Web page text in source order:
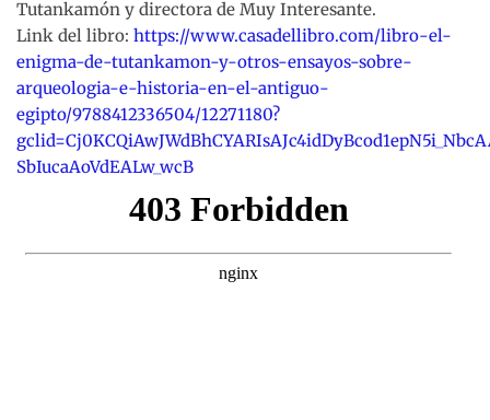
Tutankamón y directora de Muy Interesante.
Link del libro: https://www.casadellibro.com/libro-el-
enigma-de-tutankamon-y-otros-ensayos-sobre-
arqueologia-e-historia-en-el-antiguo-
egipto/9788412336504/12271180?
SbIucaAoVdEALw_wcB